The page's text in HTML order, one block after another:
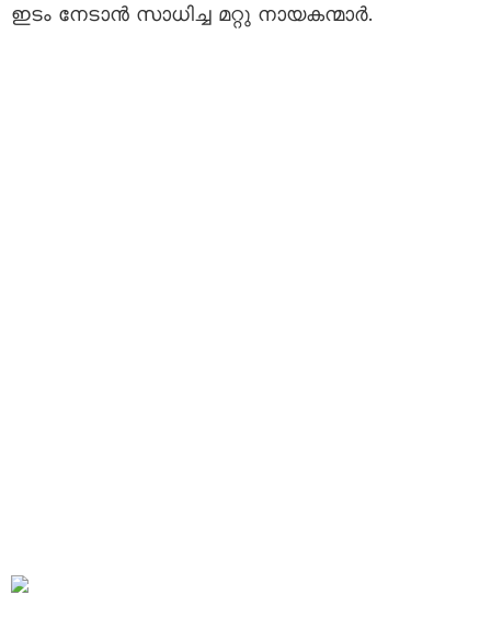
ഇടം നേടാൻ സാധിച്ച മറ്റു നായകന്മാർ.